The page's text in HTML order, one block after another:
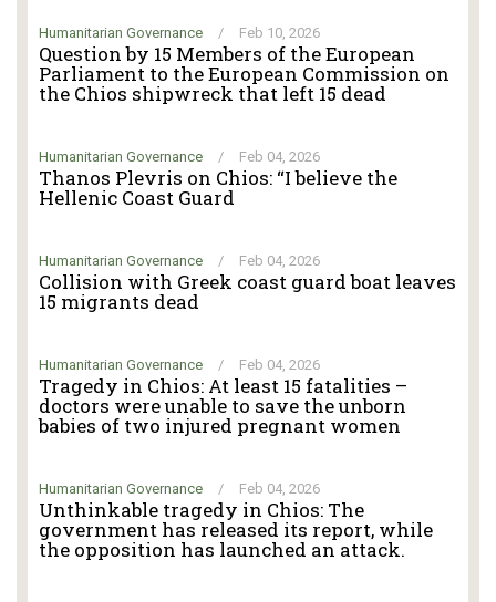
Humanitarian Governance / Feb 10, 2026
Question by 15 Members of the European
Parliament to the European Commission on
the Chios shipwreck that left 15 dead
Humanitarian Governance / Feb 04, 2026
Thanos Plevris on Chios: “I believe the
Hellenic Coast Guard
Humanitarian Governance / Feb 04, 2026
Collision with Greek coast guard boat leaves
15 migrants dead
Humanitarian Governance / Feb 04, 2026
Tragedy in Chios: At least 15 fatalities –
doctors were unable to save the unborn
babies of two injured pregnant women
Humanitarian Governance / Feb 04, 2026
Unthinkable tragedy in Chios: The
government has released its report, while
the opposition has launched an attack.